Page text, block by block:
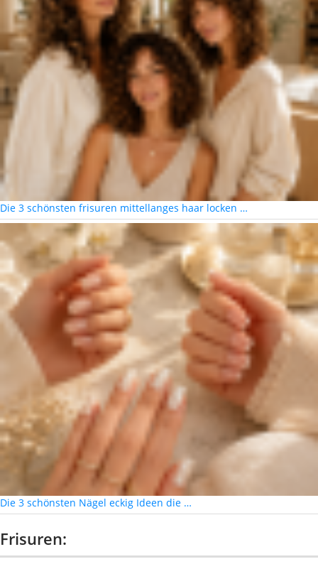
Die 3 schönsten frisuren mittellanges haar locken …
Die 3 schönsten Nägel eckig Ideen die …
Frisuren: